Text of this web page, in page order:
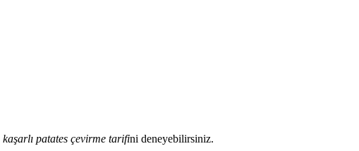
kaşarlı patates çevirme tarifini deneyebilirsiniz.